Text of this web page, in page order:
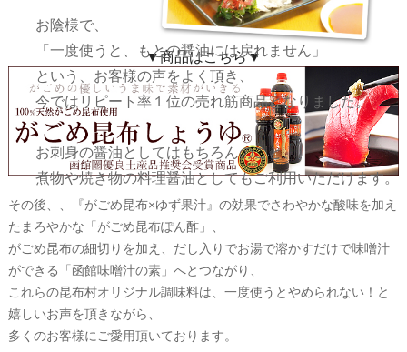
お陰様で、
「一度使うと、もとの醤油には戻れません」
という、お客様の声をよく頂き、
今ではリピート率１位の売れ筋商品となりました。
お刺身の醤油としてはもちろんのこと、
煮物や焼き物の料理醤油としてもご利用いただけます。
▼商品はこちら▼
その後、、『がごめ昆布×ゆず果汁』の効果でさわやかな酸味を加え
たまろやかな「がごめ昆布ぽん酢」、
がごめ昆布の細切りを加え、だし入りでお湯で溶かすだけで味噌汁
ができる「函館味噌汁の素」へとつながり、
これらの昆布村オリジナル調味料は、一度使うとやめられない！と
嬉しいお声を頂きながら、
多くのお客様にご愛用頂いております。